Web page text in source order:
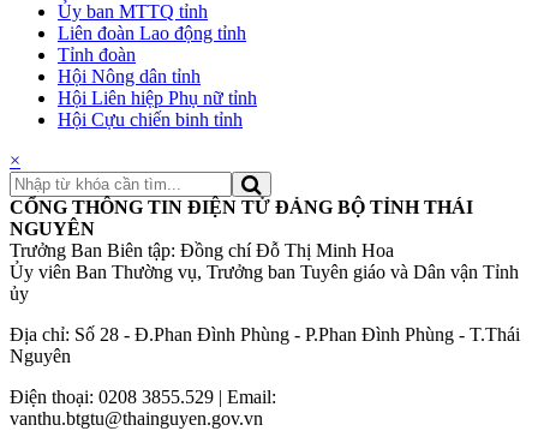
Ủy ban MTTQ tỉnh
Liên đoàn Lao động tỉnh
Tỉnh đoàn
Hội Nông dân tỉnh
Hội Liên hiệp Phụ nữ tỉnh
Hội Cựu chiến binh tỉnh
×
CỔNG THÔNG TIN ĐIỆN TỬ ĐẢNG BỘ TỈNH THÁI
NGUYÊN
Trưởng Ban Biên tập: Đồng chí Đỗ Thị Minh Hoa
Ủy viên Ban Thường vụ, Trưởng ban Tuyên giáo và Dân vận Tỉnh
ủy
Địa chỉ: Số 28 - Đ.Phan Đình Phùng - P.Phan Đình Phùng - T.Thái
Nguyên
Điện thoại: 0208 3855.529 | Email:
vanthu.btgtu@thainguyen.gov.vn